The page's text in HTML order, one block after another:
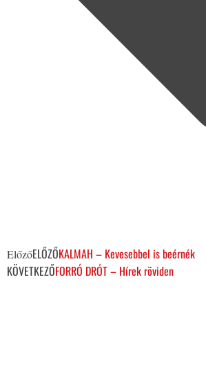
ElőzőELŐZŐKALMAH – Kevesebbel is beérnék
KÖVETKEZŐFORRÓ DRÓT – Hírek röviden